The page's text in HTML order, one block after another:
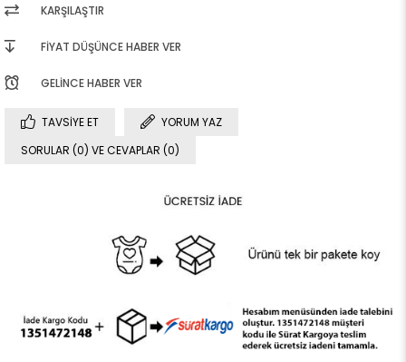
KARŞILAŞTIR
FIYAT DÜŞÜNCE HABER VER
GELINCE HABER VER
TAVSIYE ET
YORUM YAZ
SORULAR (0) VE CEVAPLAR (0)